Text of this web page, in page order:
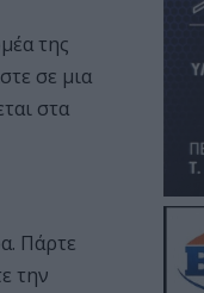
της
σε μια
στα
Πάρτε
την